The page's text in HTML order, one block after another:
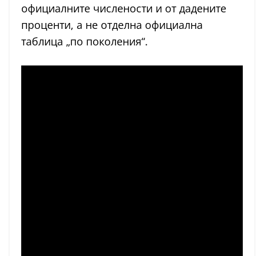
официалните числености и от дадените
проценти, а не отделна официална
таблица „по поколения“.